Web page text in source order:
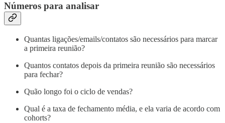
Números para analisar
Quantas ligações/emails/contatos são necessários para marcar
a primeira reunião?
Quantos contatos depois da primeira reunião são necessários
para fechar?
Quão longo foi o ciclo de vendas?
Qual é a taxa de fechamento média, e ela varia de acordo com
cohorts?